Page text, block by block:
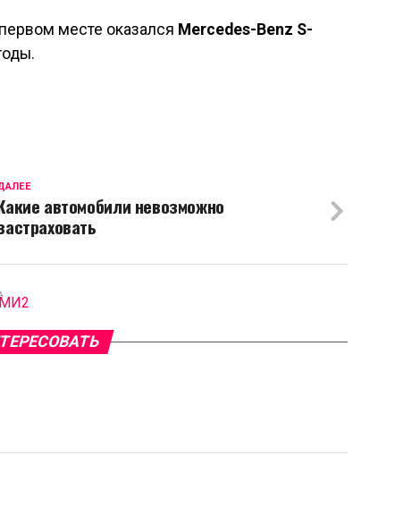
месте оказался Mercedes-Benz S-
автомобили невозможно